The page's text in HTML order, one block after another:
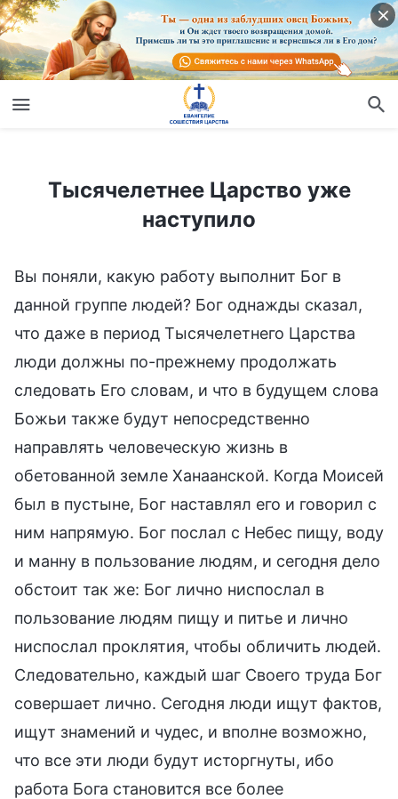
Тысячелетнее Царство уже наступило
Тысячелетнее Царство уже
наступило
Вы поняли, какую работу выполнит Бог в
данной группе людей? Бог однажды сказал,
что даже в период Тысячелетнего Царства
люди должны по-прежнему продолжать
следовать Его словам, и что в будущем слова
Божьи также будут непосредственно
направлять человеческую жизнь в
обетованной земле Ханаанской. Когда Моисей
был в пустыне, Бог наставлял его и говорил с
ним напрямую. Бог послал с Небес пищу, воду
и манну в пользование людям, и сегодня дело
обстоит так же: Бог лично ниспослал в
пользование людям пищу и питье и лично
ниспослал проклятия, чтобы обличить людей.
Следовательно, каждый шаг Своего труда Бог
совершает лично. Сегодня люди ищут фактов,
ищут знамений и чудес, и вполне возможно,
что все эти люди будут исторгнуты, ибо
работа Бога становится все более